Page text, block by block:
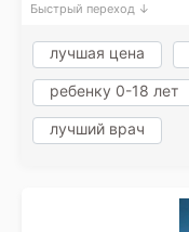
Быстрый переход ↓
лучшая цена
ребенку 0-18 лет
лучший врач